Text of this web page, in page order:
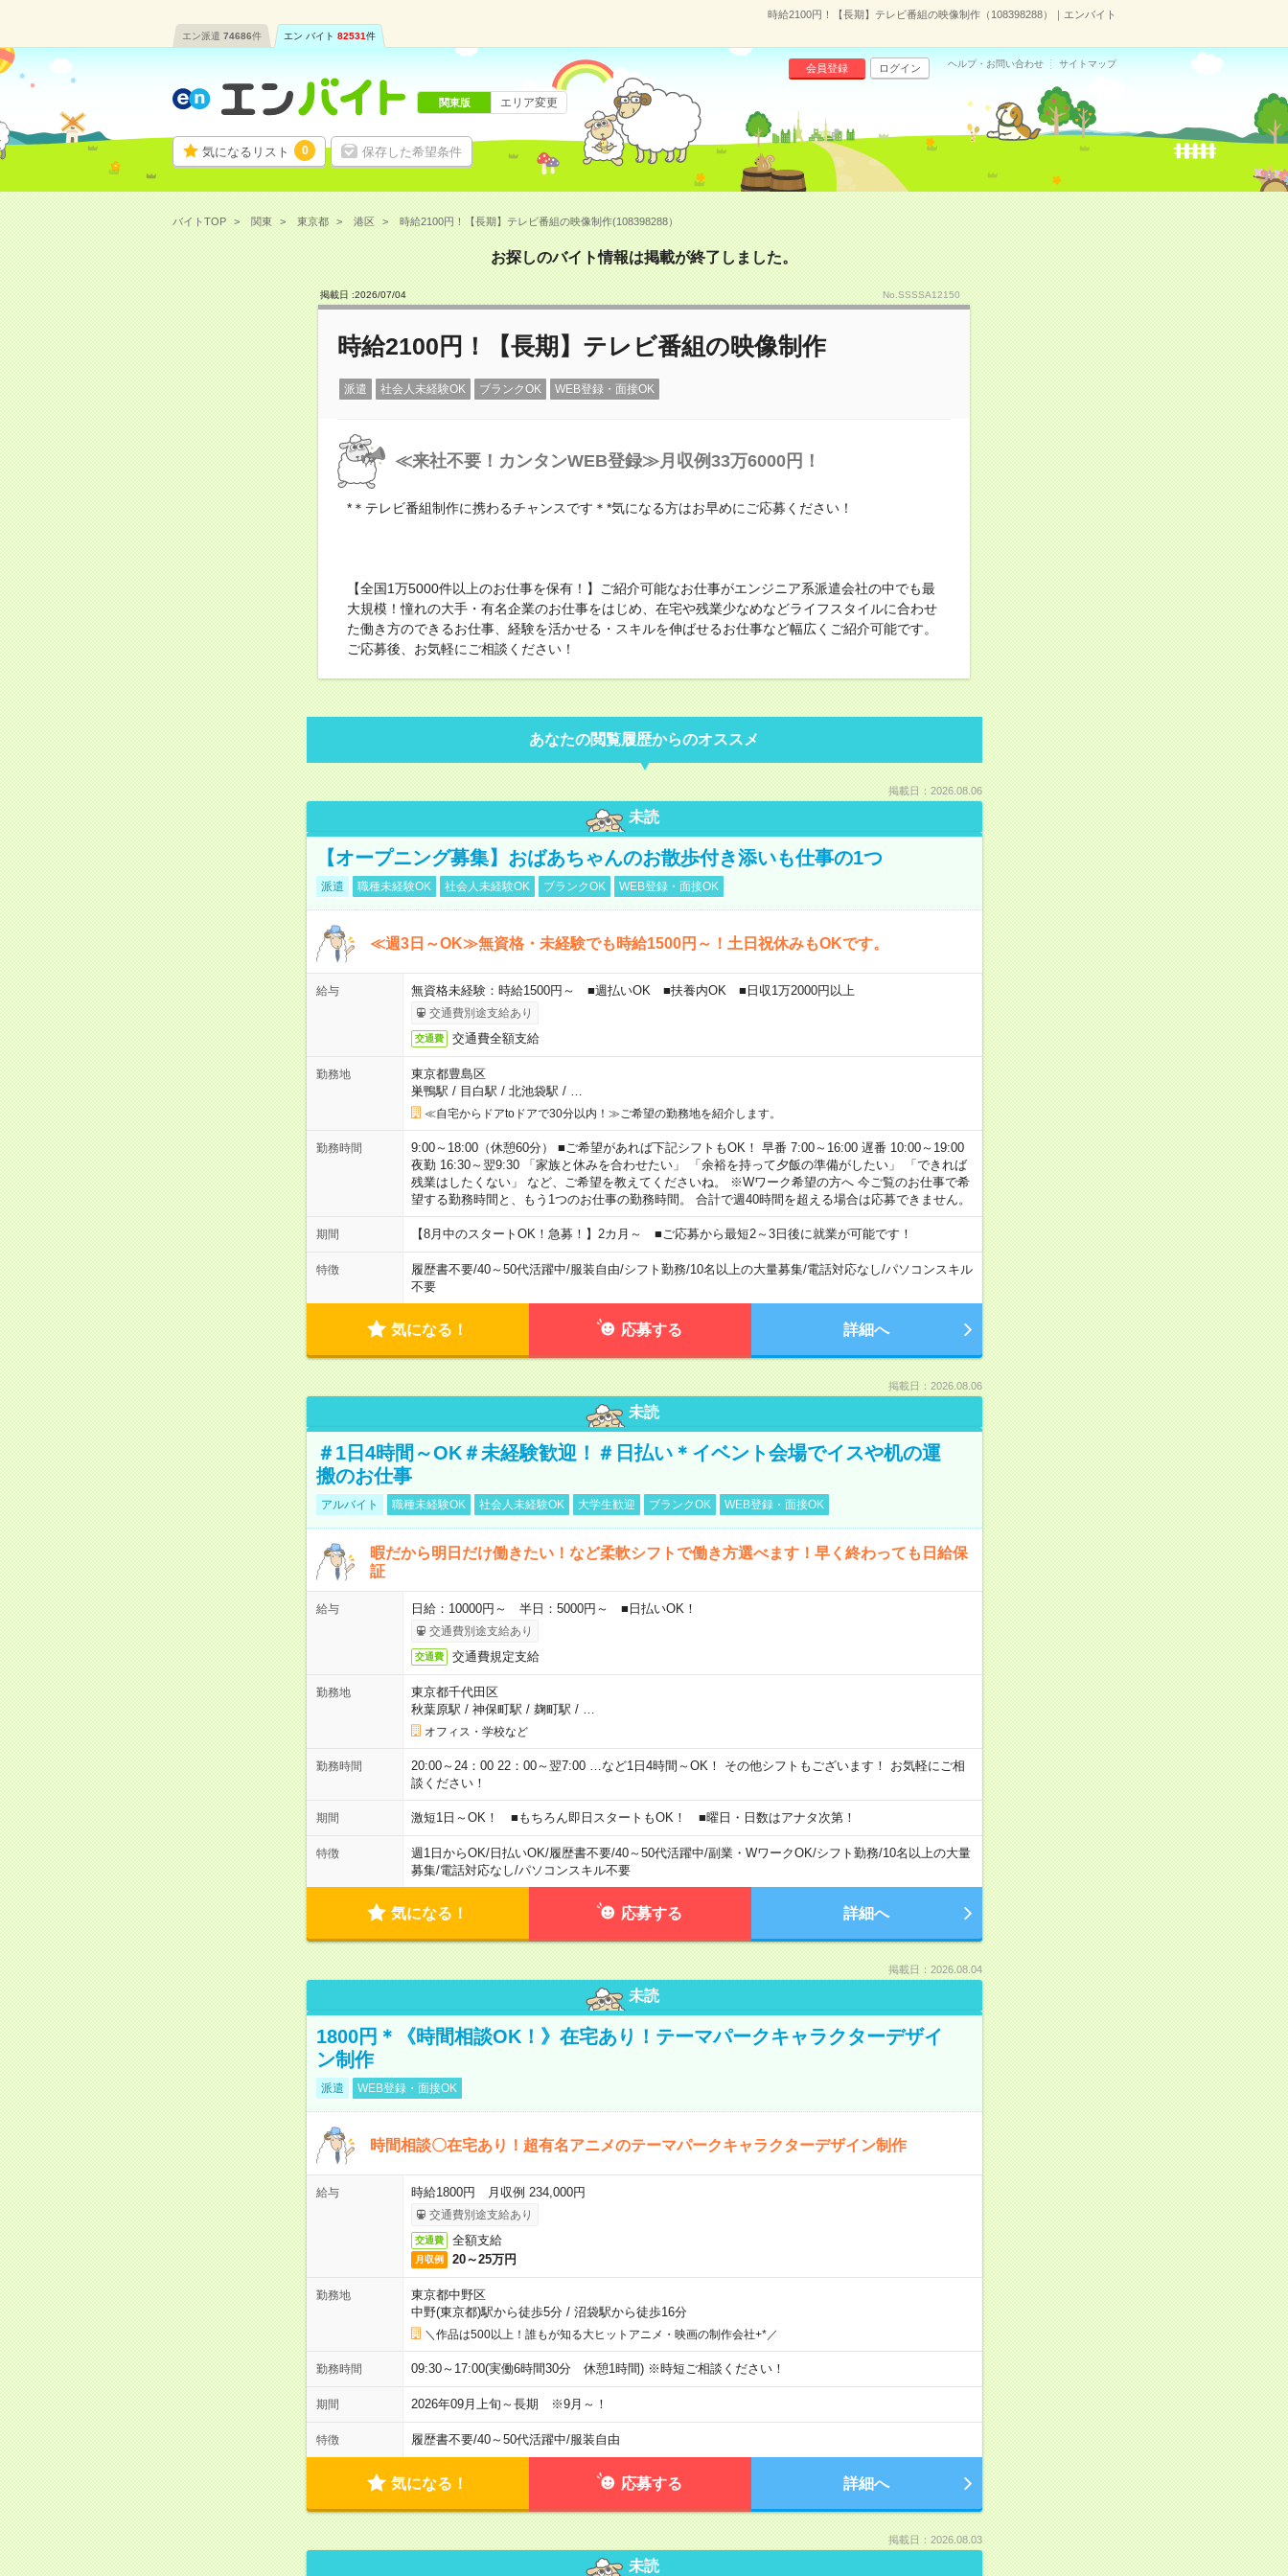
時給2100円！【長期】テレビ番組の映像制作（108398288）｜エンバイト
エン派遣 74686件 エン バイト 82531件
気になるリスト 0 保存した希望条件
会員登録 ログイン ヘルプ・お問い合わせ サイトマップ
関東版 エリア変更
バイトTOP 関東 東京都 港区 時給2100円！【長期】テレビ番組の映像制作(108398288）
お探しのバイト情報は掲載が終了しました。
掲載日 :2026/07/04 No.SSSSA12150
時給2100円！【長期】テレビ番組の映像制作
派遣 社会人未経験OK ブランクOK WEB登録・面接OK
≪来社不要！カンタンWEB登録≫月収例33万6000円！
*＊テレビ番組制作に携わるチャンスです＊*気になる方はお早めにご応募ください！
【全国1万5000件以上のお仕事を保有！】ご紹介可能なお仕事がエンジニア系派遣会社の中でも最
大規模！憧れの大手・有名企業のお仕事をはじめ、在宅や残業少なめなどライフスタイルに合わせ
た働き方のできるお仕事、経験を活かせる・スキルを伸ばせるお仕事など幅広くご紹介可能です。
ご応募後、お気軽にご相談ください！
あなたの閲覧履歴からのオススメ
掲載日：2026.08.06
未読
【オープニング募集】おばあちゃんのお散歩付き添いも仕事の1つ
派遣 職種未経験OK 社会人未経験OK ブランクOK WEB登録・面接OK
≪週3日～OK≫無資格・未経験でも時給1500円～！土日祝休みもOKです。
給与 無資格未経験：時給1500円～ ■週払いOK ■扶養内OK ■日収1万2000円以上
交通費別途支給あり
交通費 交通費全額支給
勤務地
東京都豊島区
巣鴨駅 / 目白駅 / 北池袋駅 /
≪自宅からドアtoドアで30分以内！≫ご希望の勤務地を紹介します。
勤務時間
9:00～18:00（休憩60分） ■ご希望があれば下記シフトもOK！ 早番 7:00～16:00 遅番 10:00～19:00
夜勤 16:30～翌9:30 「家族と休みを合わせたい」 「余裕を持って夕飯の準備がしたい」 「できれば
残業はしたくない」 など、ご希望を教えてくださいね。 ※Wワーク希望の方へ 今ご覧のお仕事で希
望する勤務時間と、もう1つのお仕事の勤務時間。 合計で週40時間を超える場合は応募できません。
期間 【8月中のスタートOK！急募！】2カ月～ ■ご応募から最短2～3日後に就業が可能です！
特徴 履歴書不要/40～50代活躍中/服装自由/シフト勤務/10名以上の大量募集/電話対応なし/パソコンスキル
不要
気になる！ 応募する 詳細へ
掲載日：2026.08.06
未読
＃1日4時間～OK＃未経験歓迎！＃日払い＊イベント会場でイスや机の運
搬のお仕事
アルバイト 職種未経験OK 社会人未経験OK 大学生歓迎 ブランクOK WEB登録・面接OK
暇だから明日だけ働きたい！など柔軟シフトで働き方選べます！早く終わっても日給保
証
給与 日給：10000円～ 半日：5000円～ ■日払いOK！
交通費別途支給あり
交通費 交通費規定支給
勤務地
東京都千代田区
秋葉原駅 / 神保町駅 / 麹町駅 /
オフィス・学校など
勤務時間
20:00～24：00 22：00～翌7:00 …など1日4時間～OK！ その他シフトもございます！ お気軽にご相
談ください！
期間 激短1日～OK！ ■もちろん即日スタートもOK！ ■曜日・日数はアナタ次第！
特徴 週1日からOK/日払いOK/履歴書不要/40～50代活躍中/副業・WワークOK/シフト勤務/10名以上の大量
募集/電話対応なし/パソコンスキル不要
気になる！ 応募する 詳細へ
掲載日：2026.08.04
未読
1800円＊《時間相談OK！》在宅あり！テーマパークキャラクターデザイ
ン制作
派遣 WEB登録・面接OK
時間相談〇在宅あり！超有名アニメのテーマパークキャラクターデザイン制作
給与 時給1800円 月収例 234,000円
交通費別途支給あり
交通費 全額支給
月収例 20～25万円
勤務地
東京都中野区
中野(東京都)駅から徒歩5分/ 沼袋駅から徒歩16分
＼作品は500以上！誰もが知る大ヒットアニメ・映画の制作会社+*／
勤務時間 09:30～17:00(実働6時間30分 休憩1時間) ※時短ご相談ください！
期間 2026年09月上旬～長期 ※9月～！
特徴 履歴書不要/40～50代活躍中/服装自由
気になる！ 応募する 詳細へ
掲載日：2026.08.03
未読